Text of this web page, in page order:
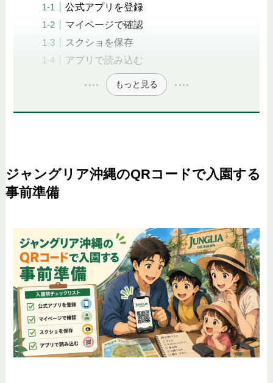
公式アプリを登録
マイページで確認
スクショを保存
アプリで読み込む
もっと見る
ジャングリア沖縄のQRコードで入園する
事前準備